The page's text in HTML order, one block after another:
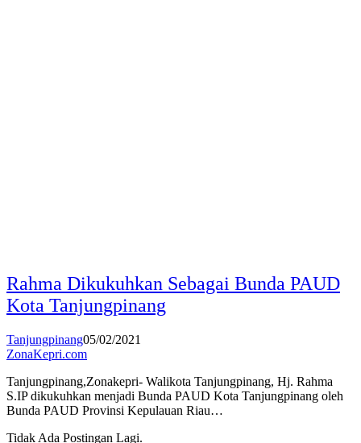
Rahma Dikukuhkan Sebagai Bunda PAUD
Kota Tanjungpinang
Tanjungpinang05/02/2021
ZonaKepri.com
Tanjungpinang,Zonakepri- Walikota Tanjungpinang, Hj. Rahma
S.IP dikukuhkan menjadi Bunda PAUD Kota Tanjungpinang oleh
Bunda PAUD Provinsi Kepulauan Riau…
Tidak Ada Postingan Lagi.